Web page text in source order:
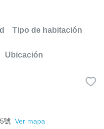
Tipo de habitación
Ubicación
號 Ver mapa